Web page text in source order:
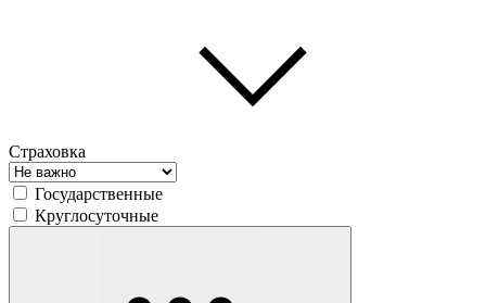
Страховка
Государственные
Круглосуточные